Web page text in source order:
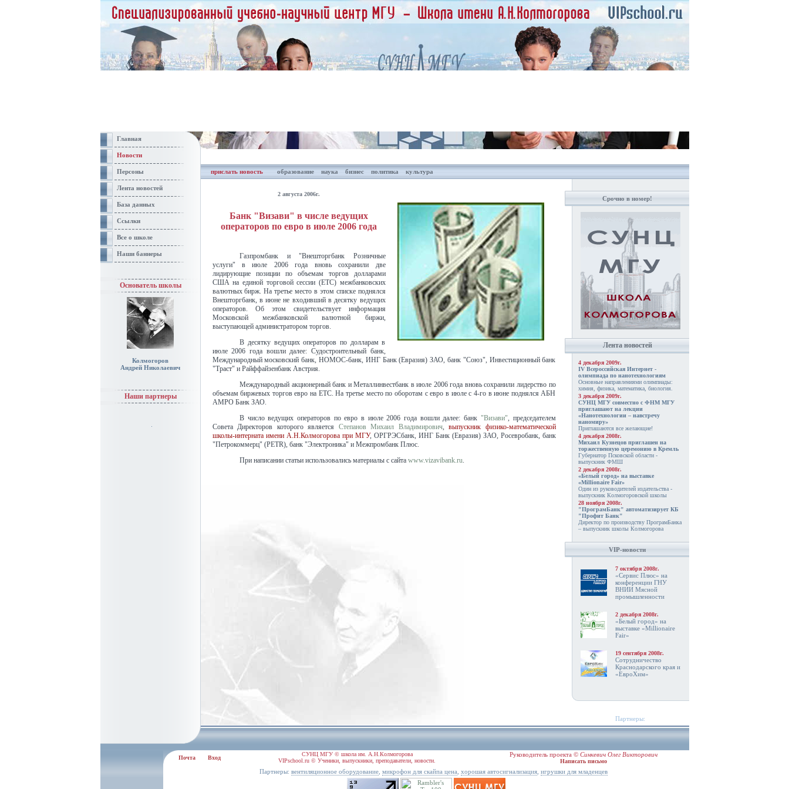
Главная
Новости
Персоны
Лента новостей
База данных
Ссылки
Все о школе
Наши баннеры
Основатель школы
Колмогоров
Андрей Николаевич
Наши партнеры
прислать новость образование наука бизнес политика культура
2 августа 2006г.
Банк "Визави" в числе ведущих
операторов по евро в июле 2006 года
Газпромбанк и "Внешторгбанк Розничные
услуги" в июле 2006 года вновь сохранили две
лидирующие позиции по объемам торгов долларами
США на единой торговой сессии (ЕТС) межбанковских
валютных бирж. На третье место в этом списке поднялся
Внешторгбанк, в июне не входивший в десятку ведущих
операторов. Об этом свидетельствует информация
Московской межбанковской валютной биржи,
выступающей администратором торгов.
В десятку ведущих операторов по долларам в
июле 2006 года вошли далее: Судостроительный банк,
Международный московский банк, НОМОС-банк, ИНГ Банк (Евразия) ЗАО, банк "Союз", Инвестиционный банк
"Траст" и Райффайзенбанк Австрия.
Международный акционерный банк и Металлинвестбанк в июле 2006 года вновь сохранили лидерство по
объемам биржевых торгов евро на ЕТС. На третье место по оборотам с евро в июле с 4-го в июне поднялся АБН
АМРО Банк ЗАО.
В число ведущих операторов по евро в июле 2006 года вошли далее: банк "Визави", председателем
Совета Директоров которого является Степанов Михаил Владимирович, выпускник физико-математической
школы-интерната имени А.Н.Колмогорова при МГУ, ОРГРЭСбанк, ИНГ Банк (Евразия) ЗАО, Росевробанк, банк
"Петрокоммерц" (PETR), банк "Электроника" и Межпромбанк Плюс.
При написании статьи использовались материалы с сайтаwww.vizavibank.ru.
Срочно в номер!
Лента новостей
4 декабря 2009г.
IV Всероссийская Интернет -
олимпиада по нанотехнологиям
Основные направлениями олимпиады:
химия, физика, математика, биология.
3 декабря 2009г.
СУНЦ МГУ совместно с ФНМ МГУ
приглашают на лекции
«Нанотехнологии – навстречу
наномиру»
Приглашаются все желающие!
4 декабря 2008г.
Михаил Кузнецов приглашен на
торжественную церемонию в Кремль
Губернатор Псковской области -
выпускник ФМШ
2 декабря 2008г.
«Белый город» на выставке
«Millionaire Fair»
Один из руководителей издательства -
выпускник Колмогоровской школы
28 ноября 2008г.
"ПрограмБанк" автоматизирует КБ
"Профит Банк"
Директор по производству ПрограмБанка
– выпускник школы Колмогорова
VIP-новости
7 октября 2008г.
«Сервис Плюс» на
конференции ГНУ
ВНИИ Мясной
промышленности
2 декабря 2008г.
«Белый город» на
выставке «Millionaire
Fair»
19 сентября 2008г.
Сотрудничество
Краснодарского края и
«ЕвроХим»
Партнеры:
Почта Вход
СУНЦ МГУ © школа им. А.Н.Колмогорова
VIPschool.ru © Ученики, выпускники, преподаватели, новости.
Руководитель проекта © Синкевич Олег Викторович
Написать письмо
Партнеры: вентиляционное оборудование, микрофон для скайпа цена хорошая автосигнализация, игрушки для младенцев